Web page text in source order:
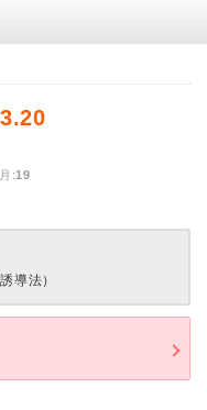
3.20
:19
導法）